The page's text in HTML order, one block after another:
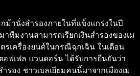
ม้านั่งสำรองภายในที่แข็งแกร่งในปี
ทีมงานสามารถเรียกเงินสำรองของเม
รเครื่องยนต์ในกรณีฉุกเฉิน ในเดือน
ฟเฟล แวนดอร์น ได้รับการยืนยันว่า
รอง ชาวเบลเยียมคนนี้มาจากเมืองเม